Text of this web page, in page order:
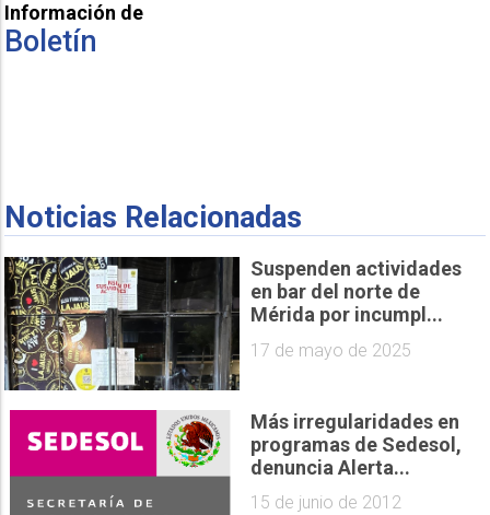
Información de
Boletín
Noticias Relacionadas
Suspenden actividades
en bar del norte de
Mérida por incumpl...
17 de mayo de 2025
Más irregularidades en
programas de Sedesol,
denuncia Alerta...
15 de junio de 2012